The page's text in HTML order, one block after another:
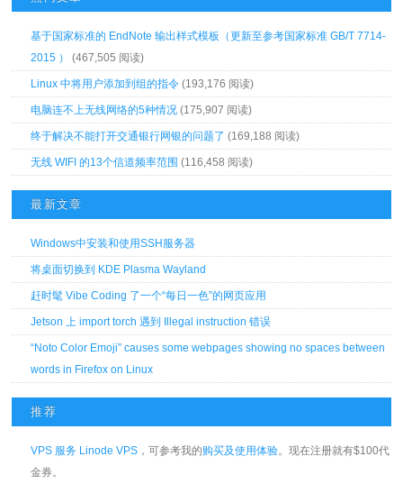
基于国家标准的 EndNote 输出样式模板（更新至参考国家标准 GB/T 7714-
2015 ）
(467,505 阅读)
Linux 中将用户添加到组的指令 (193,176 阅读)
电脑连不上无线网络的5种情况 (175,907 阅读)
终于解决不能打开交通银行网银的问题了 (169,188 阅读)
无线 WIFI 的13个信道频率范围 (116,458 阅读)
最新文章
Windows中安装和使用SSH服务器
将桌面切换到 KDE Plasma Wayland
赶时髦 Vibe Coding 了一个“每日一色”的网页应用
Jetson 上 import torch 遇到 Illegal instruction 错误
“Noto Color Emoji” causes some webpages showing no spaces between
words in Firefox on Linux
推荐
VPS 服务 Linode VPS ，可参考我的购买及使用体验。现在注册就有$100代
金券。